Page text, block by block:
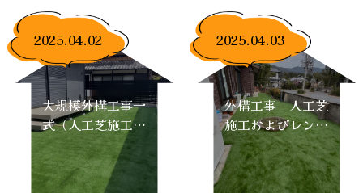
2025.04.02
大規模外構工事一
式（人工芝施工・
ウッドデッキ新
設・駐車場土間工
事・門柱取り付
2025.04.03
外構工事 人工芝
施工およびレンガ
のガーデンアーチ
施工